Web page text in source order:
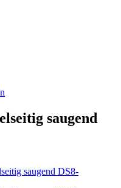
saugend